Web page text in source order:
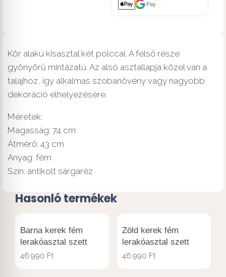
Pay
Kör alakú kisasztal két polccal. A felső része
gyönyörű mintázatú. Az alsó asztallapja közel van a
talajhoz, így alkalmas szobanövény vagy nagyobb
dekoráció elhelyezésére.
Méretek:
Magasság: 74 cm
Átmérő: 43 cm
Anyag: fém
Szín: antikolt sárgaréz
Hasonló termékek
Barna kerek fém
lerakóasztal szett
46.990 Ft
Zöld kerek fém
lerakóasztal szett
46.990 Ft